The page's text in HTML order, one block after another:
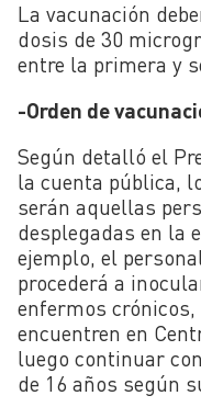
La vacunación
dosis de 30
entre la primera y
-Orden de
Según detalló el
la cuenta pública,
serán aquellas
desplegadas en la
ejemplo, el
procederá a
enfermos
encuentren en
luego continuar
de 16 años según